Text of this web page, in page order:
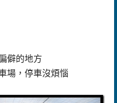
僻的地方
場，停車沒煩惱